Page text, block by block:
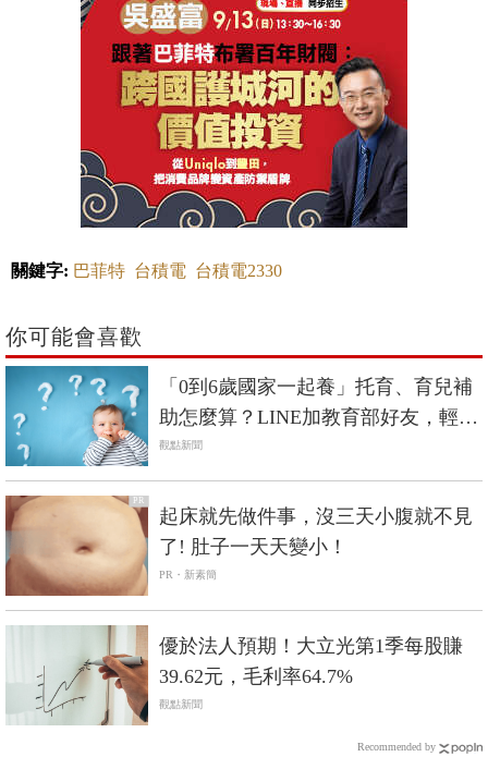
關鍵字: 巴菲特 台積電 台積電2330
你可能會喜歡
「0到6歲國家一起養」托育、育兒補
助怎麼算？LINE加教育部好友，輕鬆
算出能領多少錢！
觀點新聞
PR
起床就先做件事，沒三天小腹就不見
了! 肚子一天天變小！
PR・新素簡
優於法人預期！大立光第1季每股賺
39.62元，毛利率64.7%
觀點新聞
Recommended by